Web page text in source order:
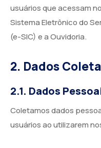
usuários que acessam
Sistema Eletrônico do
(e-SIC) e a Ouvidoria.
2. Dados
2.1. Dados
Coletamos dados
usuários ao utilizarem